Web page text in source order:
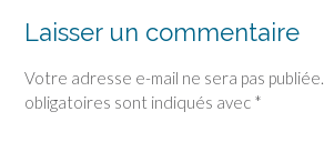
Laisser un commentaire
Votre adresse e-mail ne sera pas publiée.
obligatoires sont indiqués avec *